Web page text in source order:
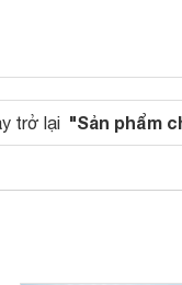
trở lại "Sản phẩm